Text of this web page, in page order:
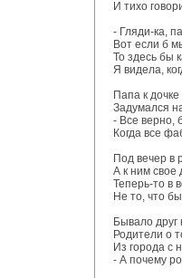
И тихо
- Гляди-ка,
Вот если б
То здесь бы
Я видела,
Папа к
Задумался
- Все верно,
Когда все
Под вечер в
А к ним свое
Теперь-то в
Не то, что
Бывало друг
Родители о
Из города с
- А почему